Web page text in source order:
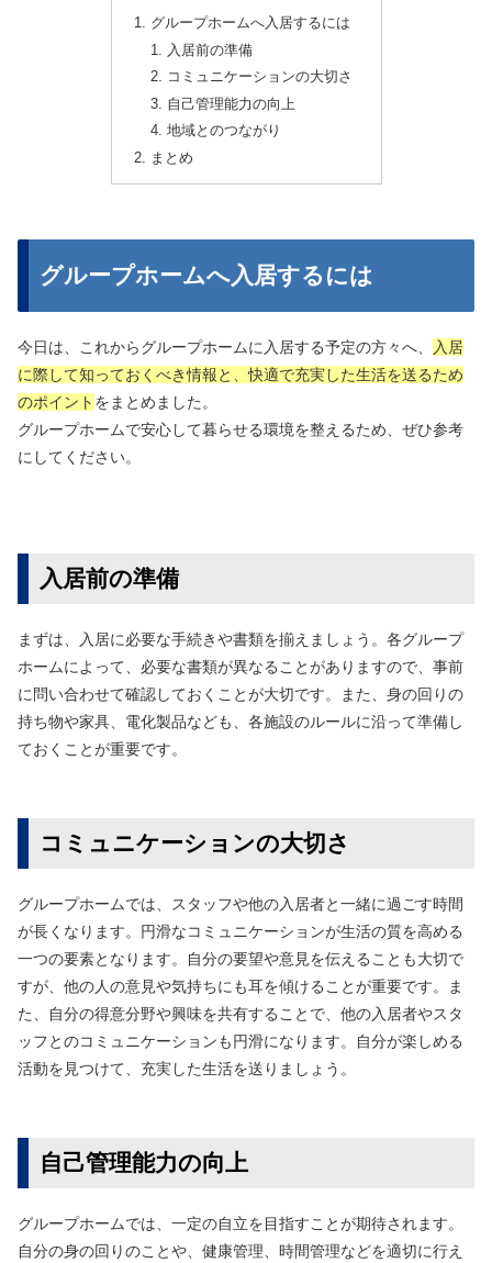
グループホームへ入居するには
入居前の準備
コミュニケーションの大切さ
自己管理能力の向上
地域とのつながり
まとめ
グループホームへ入居するには
今日は、これからグループホームに入居する予定の方々へ、
入居
に際して知っておくべき情報と、快適で充実した生活を送るため
のポイント をまとめました。
グループホームで安心して暮らせる環境を整えるため、ぜひ参考
にしてください。
入居前の準備
まずは、入居に必要な手続きや書類を揃えましょう。各グループ
ホームによって、必要な書類が異なることがありますので、事前
に問い合わせて確認しておくことが大切です。また、身の回りの
持ち物や家具、電化製品なども、各施設のルールに沿って準備し
ておくことが重要です。
コミュニケーションの大切さ
グループホームでは、スタッフや他の入居者と一緒に過ごす時間
が長くなります。円滑なコミュニケーションが生活の質を高める
一つの要素となります。自分の要望や意見を伝えることも大切で
すが、他の人の意見や気持ちにも耳を傾けることが重要です。ま
た、自分の得意分野や興味を共有することで、他の入居者やスタ
ッフとのコミュニケーションも円滑になります。自分が楽しめる
活動を見つけて、充実した生活を送りましょう。
自己管理能力の向上
グループホームでは、一定の自立を目指すことが期待されます。
自分の身の回りのことや、健康管理、時間管理などを適切に行え